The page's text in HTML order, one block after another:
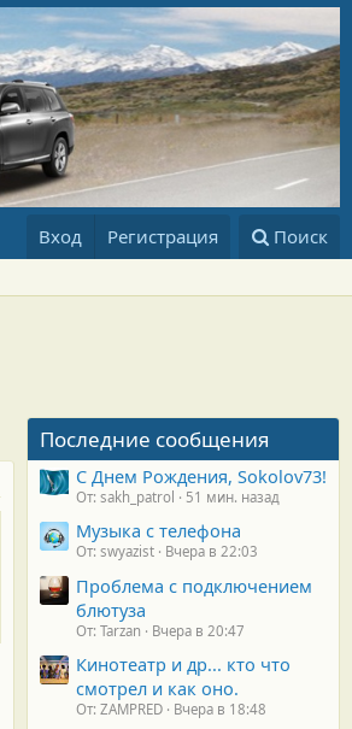
Вход Регистрация Поиск
Последние сообщения
С Днем Рождения, Sokolov73!
От: sakh_patrol 51 мин. назад
Музыка с телефона
От: swyazist Вчера в 22:03
Проблема с подключением
блютуза
От: Tarzan Вчера в 20:47
Кинотеатр и др... кто что
смотрел и как оно.
От: ZAMPRED Вчера в 18:48